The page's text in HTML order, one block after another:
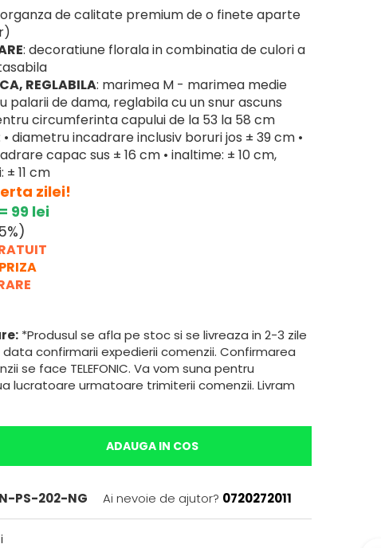
de calitate premium de o finete aparte
: decoratiune florala in combinatia de culori a
REGLABILA: marimea M - marimea medie
palarii de dama, reglabila cu un snur ascuns
circumferinta capului de la 53 la 58 cm
• diametru incadrare inclusiv boruri jos ± 39 cm •
capac sus ± 16 cm • inaltime: ± 10 cm,
11 cm
zilei!
99 lei
*Produsul se afla pe stoc si se livreaza in 2-3 zile
confirmarii expedierii comenzii. Confirmarea
se face TELEFONIC. Va vom suna pentru
lucratoare urmatoare trimiterii comenzii. Livram
ADAUGA IN COS
PS-202-NG Ai nevoie de ajutor? 0720272011